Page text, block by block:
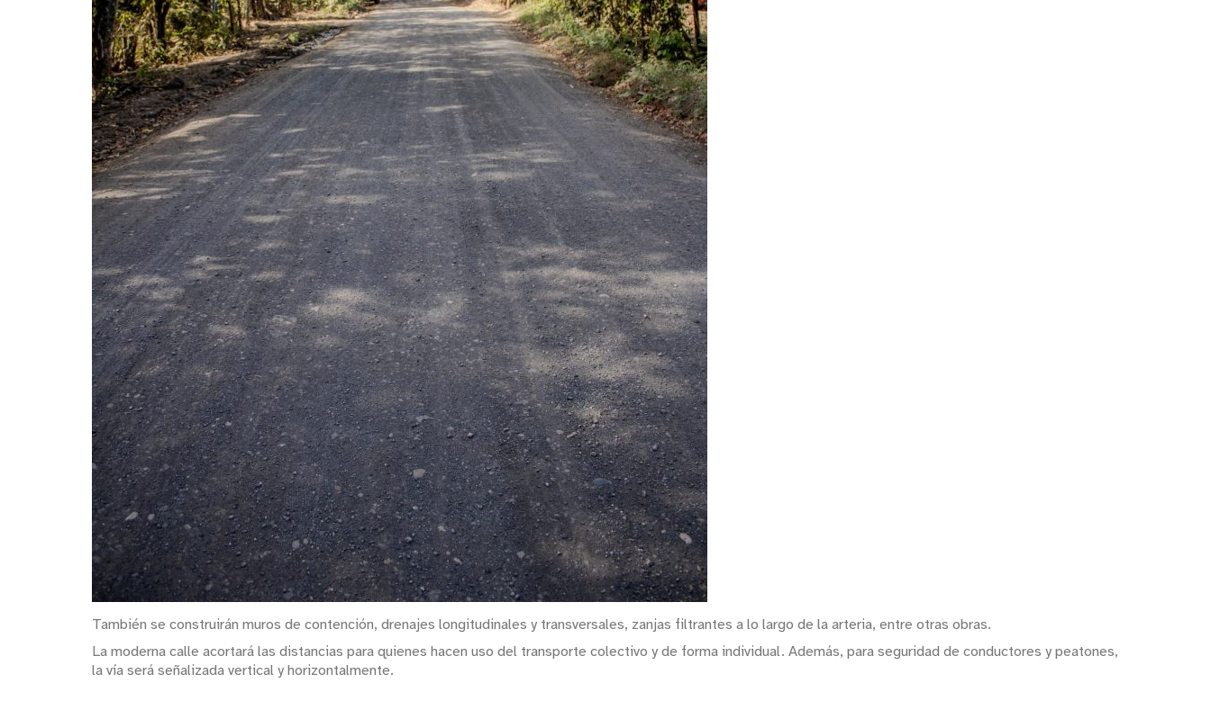
También se construirán muros de contención, drenajes longitudinales y transversales, zanjas filtrantes a lo largo de la arteria, entre otras obras.
La moderna calle acortará las distancias para quienes hacen uso del transporte colectivo y de forma individual. Además, para seguridad de conductores y peatones,
la vía será señalizada vertical y horizontalmente.